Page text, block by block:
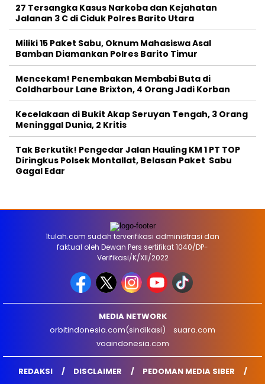
27 Tersangka Kasus Narkoba dan Kejahatan
Jalanan 3 C di Ciduk Polres Barito Utara
Miliki 15 Paket Sabu, Oknum Mahasiswa Asal
Bamban Diamankan Polres Barito Timur
Mencekam! Penembakan Membabi Buta di
Coldharbour Lane Brixton, 4 Orang Jadi Korban
Kecelakaan di Bukit Akap Seruyan Tengah, 3 Orang
Meninggal Dunia, 2 Kritis
Tak Berkutik! Pengedar Jalan Hauling KM 1 PT TOP
Diringkus Polsek Montallat, Belasan Paket Sabu
Gagal Edar
1tulah.com sudah terverifikasi administrasi dan
faktual oleh Dewan Pers sertifikat 1040/DP-
Verifikasi/K/XII/2022
MEDIA NETWORK
orbitindonesia.com(sindikasi)
suara.com
voaindonesia.com
REDAKSI DISCLAIMER
PEDOMAN MEDIA SIBER